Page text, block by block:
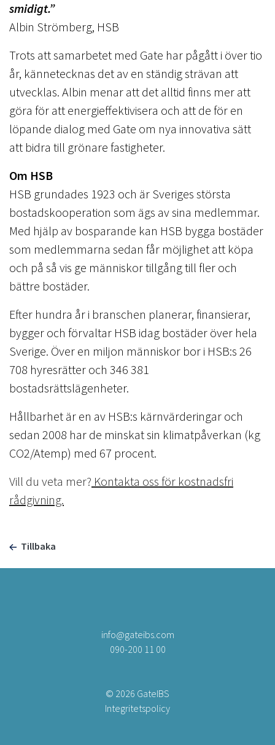
smidigt.”
Albin Strömberg, HSB
Trots att samarbetet med Gate har pågått i över tio
år, kännetecknas det av en ständig strävan att
utvecklas. Albin menar att det alltid finns mer att
göra för att energieffektivisera och att de för en
löpande dialog med Gate om nya innovativa sätt
att bidra till grönare fastigheter.
Om HSB
HSB grundades 1923 och är Sveriges största
bostadskooperation som ägs av sina medlemmar.
Med hjälp av bosparande kan HSB bygga bostäder
som medlemmarna sedan får möjlighet att köpa
och på så vis ge människor tillgång till fler och
bättre bostäder.
Efter hundra år i branschen planerar, finansierar,
bygger och förvaltar HSB idag bostäder över hela
Sverige. Över en miljon människor bor i HSB:s 26
708 hyresrätter och 346 381
bostadsrättslägenheter.
Hållbarhet är en av HSB:s kärnvärderingar och
sedan 2008 har de minskat sin klimatpåverkan (kg
CO2/Atemp) med 67 procent.
Vill du veta mer? Kontakta oss för kostnadsfri
rådgivning.
Tillbaka
info@gateibs.com
090-200 11 00
© 2026 GateIBS
Integritetspolicy